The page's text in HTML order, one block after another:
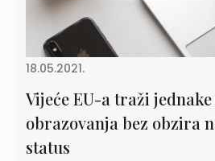
18.05.2021.
Vijeće EU-a traži
obrazovanja bez obzira
status